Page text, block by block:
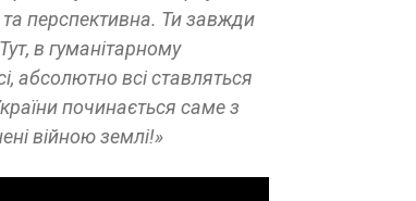
перспективна. Ти завжди
в гуманітарному
абсолютно всі ставляться
починається саме з
війною землі!»